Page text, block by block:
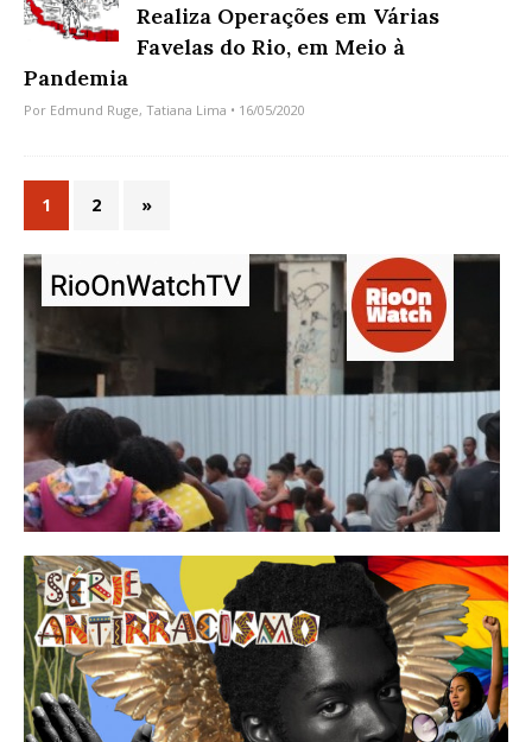
Realiza Operações em Várias
Favelas do Rio, em Meio à
Pandemia
Por Edmund Ruge, Tatiana Lima • 16/05/2020
1 2 »